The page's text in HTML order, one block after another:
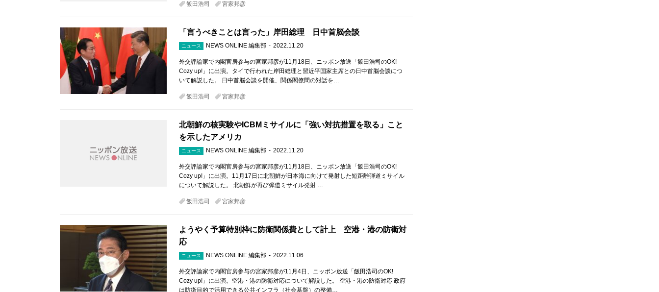
飯田浩司 宮家邦彦
「言うべきことは言った」岸田総理 日中首脳会談
ニュース NEWS ONLINE 編集部 2022.11.20
外交評論家で内閣官房参与の宮家邦彦が11月18日、ニッポン放送「飯田浩司のOK!
Cozy up!」に出演。タイで行われた岸田総理と習近平国家主席との日中首脳会談につ
いて解説した。 日中首脳会談を開催、関係閣僚間の対話を…
飯田浩司 宮家邦彦
北朝鮮の核実験やICBMミサイルに「強い対抗措置を取る」こと
を示したアメリカ
ニュース NEWS ONLINE 編集部 2022.11.20
外交評論家で内閣官房参与の宮家邦彦が11月18日、ニッポン放送「飯田浩司のOK!
Cozy up!」に出演。11月17日に北朝鮮が日本海に向けて発射した短距離弾道ミサイル
について解説した。 北朝鮮が再び弾道ミサイル発射 …
飯田浩司 宮家邦彦
ようやく予算特別枠に防衛関係費として計上 空港・港の防衛対
応
ニュース NEWS ONLINE 編集部 2022.11.06
外交評論家で内閣官房参与の宮家邦彦が11月4日、ニッポン放送「飯田浩司のOK!
Cozy up!」に出演。空港・港の防衛対応について解説した。 空港・港の防衛対応 政府
は防衛目的で活用できる公共インフラ（社会基盤）の整備…